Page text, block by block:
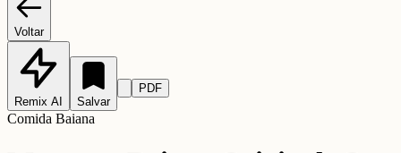
Voltar
Remix AI Salvar
PDF
Comida Baiana